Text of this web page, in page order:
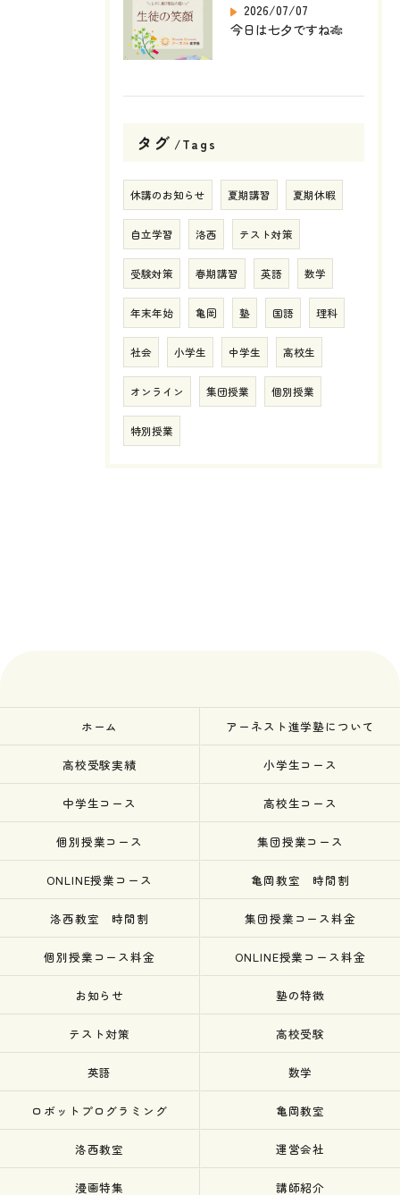
2026/07/07
今日は七夕ですね🎋
タグ Tags
休講のお知らせ 夏期講習 夏期休暇
自立学習 洛西 テスト対策
受験対策 春期講習 英語 数学
年末年始 亀岡 塾 国語 理科
社会 小学生 中学生 高校生
オンライン 集団授業 個別授業
特別授業
ホーム アーネスト進学塾について
高校受験実績 小学生コース
中学生コース 高校生コース
個別授業コース 集団授業コース
ONLINE授業コース 亀岡教室 時間割
洛西教室 時間割 集団授業コース料金
個別授業コース料金 ONLINE授業コース料金
お知らせ 塾の特徴
テスト対策 高校受験
英語 数学
ロボットプログラミング 亀岡教室
洛西教室 運営会社
漫画特集 講師紹介